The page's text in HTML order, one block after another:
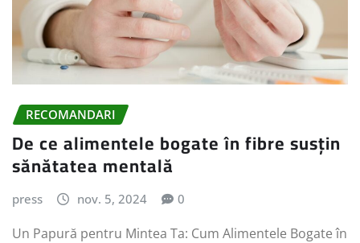
RECOMANDARI
De ce alimentele bogate în fibre susțin
sănătatea mentală
press nov. 5, 2024 0
Un Papură pentru Mintea Ta: Cum Alimentele Bogate în